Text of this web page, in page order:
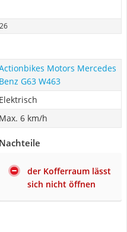
Motors Mercedes
Benz G63 W463
Elektrisch
Max. 6 km/h
Nachteile
der Kofferraum lässt
sich nicht öffnen